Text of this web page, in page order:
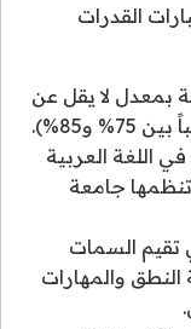
القدرات
بمعدل لا يقل عن
و85%).
في اللغة العربية
تنظمها جامعة
تقيم السمات
النطق والمهارات